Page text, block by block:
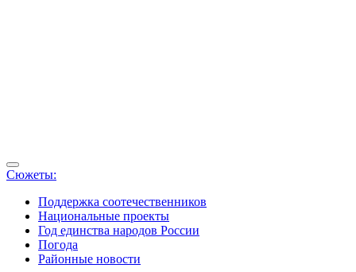
Сюжеты:
Поддержка соотечественников
Национальные проекты
Год единства народов России
Погода
Районные новости